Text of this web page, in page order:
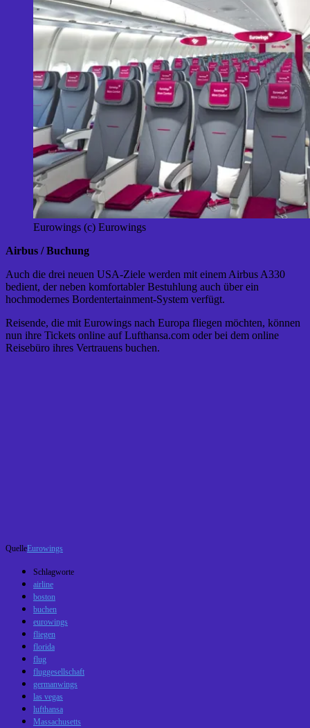
Eurowings (c) Eurowings
Airbus / Buchung
Auch die drei neuen USA-Ziele werden mit einem Airbus A330
bedient, der neben komfortabler Bestuhlung auch über ein
hochmodernes Bordentertainment-System verfügt.
Reisende, die mit Eurowings nach Europa fliegen möchten, können
nun ihre Tickets online auf Lufthansa.com oder bei dem online
Reisebüro ihres Vertrauens buchen.
QuelleEurowings
Schlagworte
airline
boston
buchen
eurowings
fliegen
florida
flug
fluggesellschaft
germanwings
las vegas
lufthansa
Massachusetts